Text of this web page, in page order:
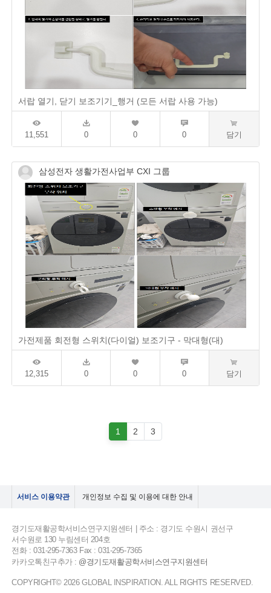
서랍 열기, 닫기 보조기기_행거 (모든 서랍 사용 가능)
11,551 0 0 0 담기
삼성전자 생활가전사업부 CXI 그룹
가전제품 회전형 스위치(다이얼) 보조기구 - 막대형(대)
12,315 0 0 0 담기
1 2 3
서비스 이용약관 개인정보 수집 및 이용에 대한 안내
경기도재활공학서비스연구지원센터 | 주소 : 경기도 수원시 권선구
서수원로 130 누림센터 204호
전화 : 031-295-7363 Fax : 031-295-7365
카카오톡친구추가 : @경기도재활공학서비스연구지원센터
COPYRIGHT© 2026 GLOBAL INSPIRATION. ALL RIGHTS RESERVED.